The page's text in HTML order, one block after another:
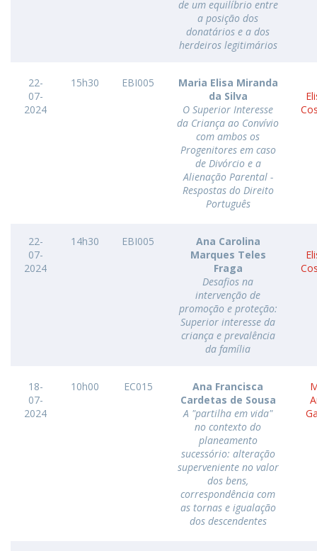
de um equilíbrio entre
a posição dos
donatários e a dos
herdeiros legitimários
22-
07-
2024
15h30 EBI005
Maria Elisa Miranda
da Silva
O Superior Interesse
da Criança ao Convívio
com ambos os
Progenitores em caso
de Divórcio e a
Alienação Parental -
Respostas do Direito
Português
22-
07-
2024
14h30 EBI005
Ana Carolina
Marques Teles
Fraga
Desafios na
intervenção de
promoção e proteção:
Superior interesse da
criança e prevalência
da família
18-
07-
2024
10h00 EC015
Ana Francisca
Cardetas de Sousa
A "partilha em vida"
no contexto do
planeamento
sucessório: alteração
superveniente no valor
dos bens,
correspondência com
as tornas e igualação
dos descendentes